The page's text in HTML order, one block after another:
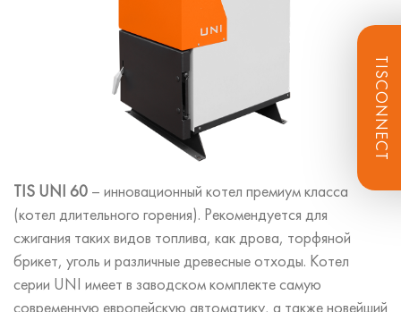
TIS UNI 60 – инновационный котел премиум класса
(котел длительного горения). Рекомендуется для
сжигания таких видов топлива, как дрова, торфяной
брикет, уголь и различные древесные отходы. Котел
серии UNI имеет в заводском комплекте самую
современную европейскую автоматику, а также новейший
TISCONNECT
с политикой
конфиденциальности